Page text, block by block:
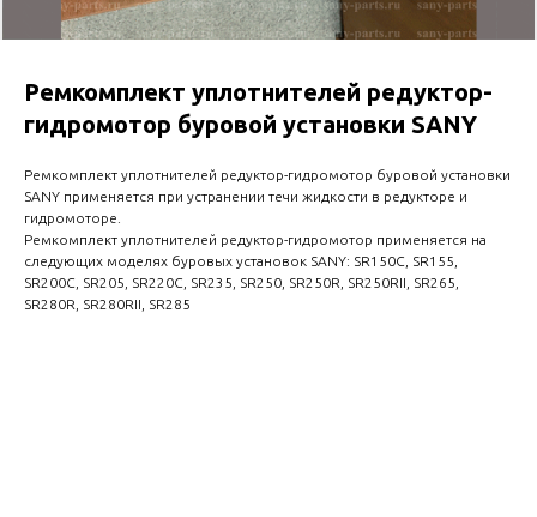
Ремкомплект уплотнителей редуктор-
гидромотор буровой установки SANY
Ремкомплект уплотнителей редуктор-гидромотор буровой установки
SANY применяется при устранении течи жидкости в редукторе и
гидромоторе.
Ремкомплект уплотнителей редуктор-гидромотор применяется на
следующих моделях буровых установок SANY: SR150C, SR155,
SR200C, SR205, SR220C, SR235, SR250, SR250R, SR250RII, SR265,
SR280R, SR280RII, SR285